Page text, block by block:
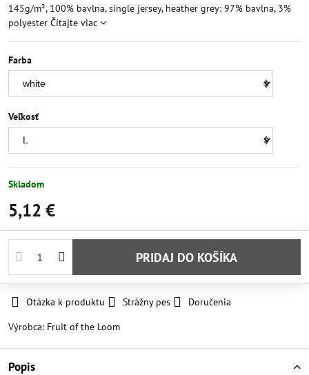
145g/m², 100% bavlna, single jersey, heather grey: 97% bavlna, 3%
polyester Čítajte viac
Farba
Veľkosť
Skladom
5,12 €
PRIDAJ DO KOŠÍKA
Otázka k produktu Strážny pes
Doručenia
Výrobca: Fruit of the Loom
Popis